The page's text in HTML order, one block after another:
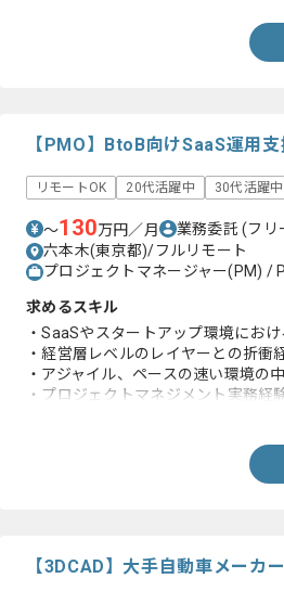
【PMO】BtoB向けSaaS運用
リモートOK 20代活躍中 30代活躍中
〜130万円／月 業務委託(フリ
六本木(東京都)/フルリモート
プロジェクトマネージャー(PM) /
求めるスキル
・SaaSやスタートアップ環境にお
・経営層レベルのレイヤーとの折衝
・アジャイル、ペースの速い環境の
・プロジェクトマネジメント実務経
【3DCAD】大手自動車メーカ